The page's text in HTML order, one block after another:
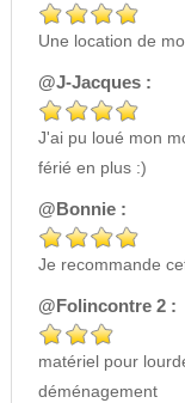
Une location de
@J-Jacques :
J'ai pu loué mon
férié en plus :)
@Bonnie :
Je recommande
@Folincontre 2 :
matériel pour
déménagement